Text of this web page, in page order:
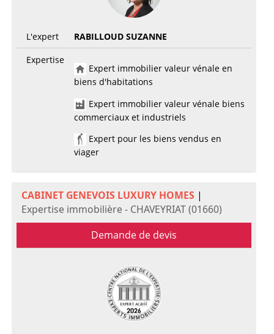
L'expert
RABILLOUD SUZANNE
Expertise
Expert immobilier valeur vénale en
biens d'habitations
Expert immobilier valeur vénale biens
commerciaux et industriels
Expert pour les biens vendus en
viager
CABINET GENEVOIS LUXURY HOMES |
Expertise immobilière - CHAVEYRIAT (01660)
Demande de devis